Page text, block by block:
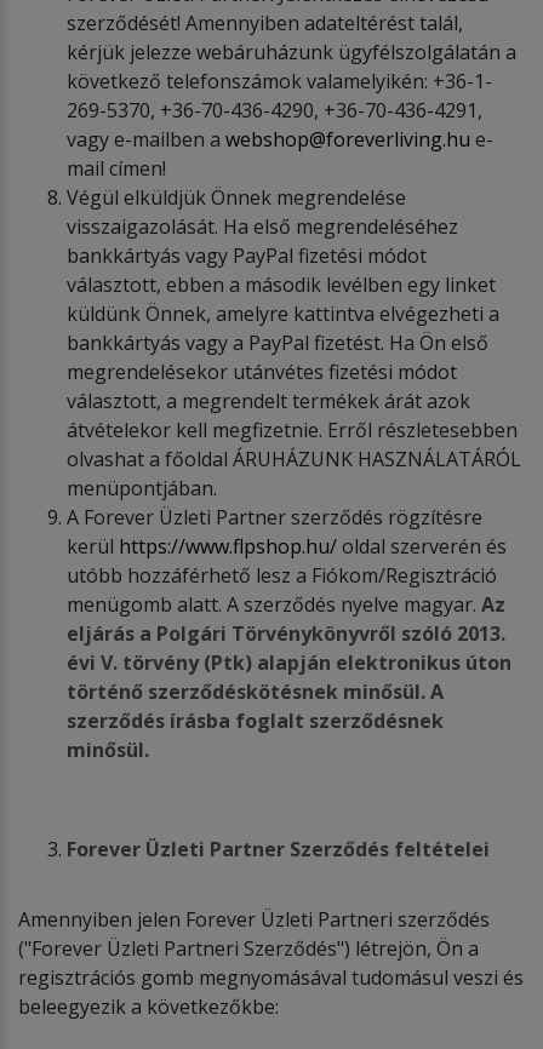
szerződését! Amennyiben adateltérést talál,
kérjük jelezze webáruházunk ügyfélszolgálatán a
következő telefonszámok valamelyikén: +36-1-
269-5370, +36-70-436-4290, +36-70-436-4291,
vagy e-mailben a webshop@foreverliving.hu e-
mail címen!
Végül elküldjük Önnek megrendelése
visszaigazolását. Ha első megrendeléséhez
bankkártyás vagy PayPal fizetési módot
választott, ebben a második levélben egy linket
küldünk Önnek, amelyre kattintva elvégezheti a
bankkártyás vagy a PayPal fizetést. Ha Ön első
megrendelésekor utánvétes fizetési módot
választott, a megrendelt termékek árát azok
átvételekor kell megfizetnie. Erről részletesebben
olvashat a főoldal ÁRUHÁZUNK HASZNÁLATÁRÓL
menüpontjában.
A Forever Üzleti Partner szerződés rögzítésre
kerül https://www.flpshop.hu/oldal szerverén és
utóbb hozzáférhető lesz a Fiókom/Regisztráció
menügomb alatt. A szerződés nyelve magyar. Az
eljárás a Polgári Törvénykönyvről szóló 2013.
évi V. törvény (Ptk) alapján elektronikus úton
történő szerződéskötésnek minősül. A
szerződés írásba foglalt szerződésnek
minősül.
Forever Üzleti Partner Szerződés feltételei
Amennyiben jelen Forever Üzleti Partneri szerződés
("Forever Üzleti Partneri Szerződés") létrejön, Ön a
regisztrációs gomb megnyomásával tudomásul veszi és
beleegyezik a következőkbe: